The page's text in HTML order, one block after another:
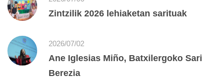
Zintzilik 2026 lehiaketan sarituak
2026/07/02
Ane Iglesias Miño, Batxilergoko Sari
Berezia